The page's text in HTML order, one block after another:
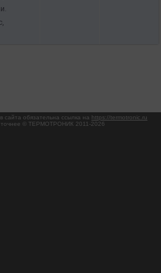
сайта обязательна ссылка на https://termotronic.ru
© ТЕРМОТРОНИК 2011-2026